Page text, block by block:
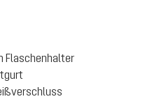
Flaschenhalter